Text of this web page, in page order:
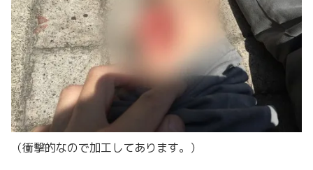
（衝撃的なので加工してあります。）